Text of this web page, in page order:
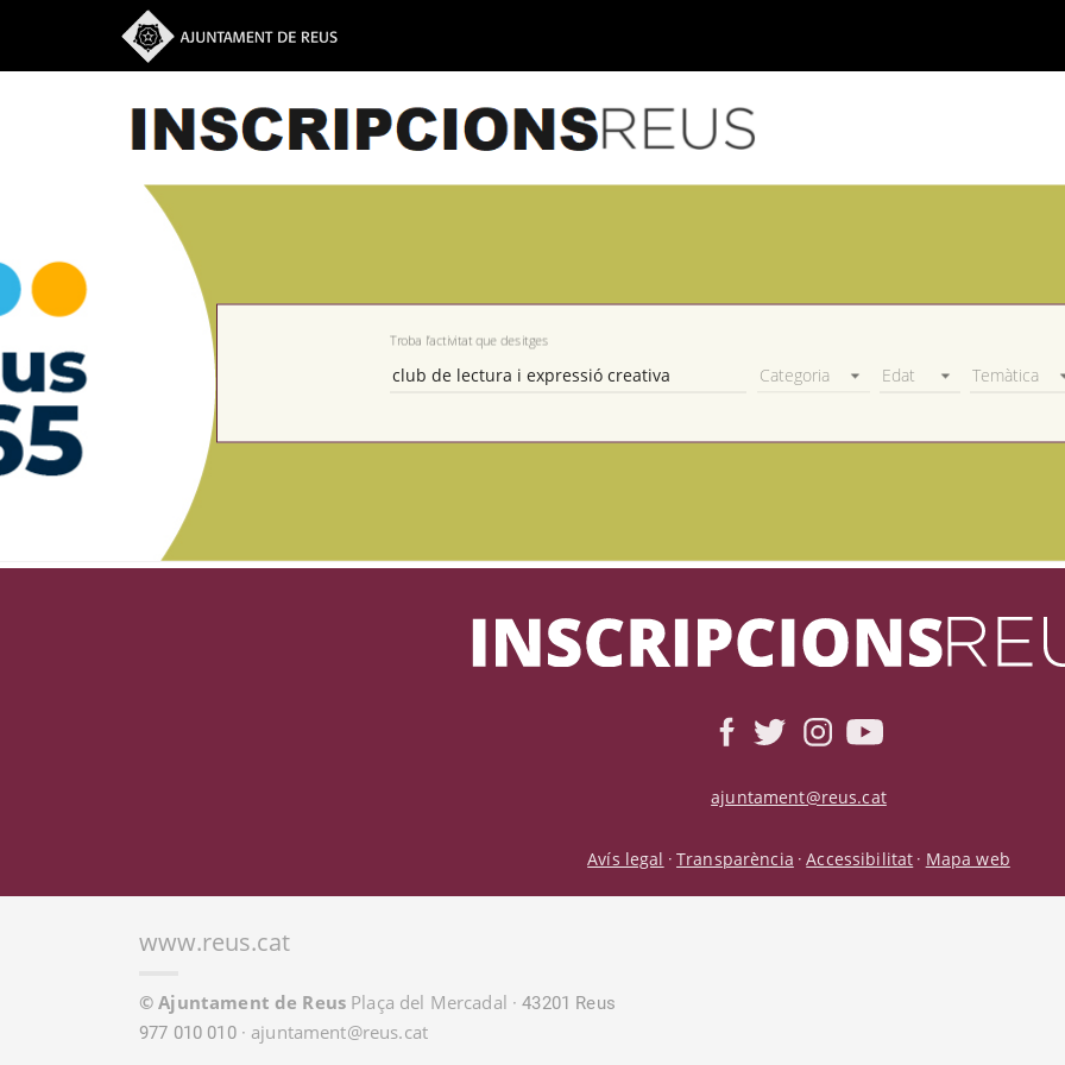
Troba l’activitat que desitges
Categoria Edat Temàtica
ajuntament@reus.cat
Avís legal ·Transparència ·Accessibilitat · Mapa web
www.reus.cat
© Ajuntament de Reus Plaça del Mercadal · 43201 Reus
977 010 010 · ajuntament@reus.cat